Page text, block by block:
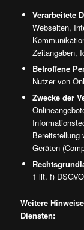
Verarbeitete
Webseiten,
Zeitangaben,
Betroffene
Nutzer von
Zwecke der
Bereitstellung
Geräten
1 lit. f)
Weitere
Diensten: